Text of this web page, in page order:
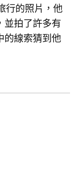
行的照片，他
並拍了許多有
的線索猜到他